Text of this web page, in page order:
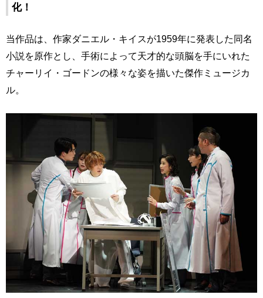
化！
当作品は、作家ダニエル・キイスが1959年に発表した同名
小説を原作とし、手術によって天才的な頭脳を手にいれた
チャーリイ・ゴードンの様々な姿を描いた傑作ミュージカ
ル。